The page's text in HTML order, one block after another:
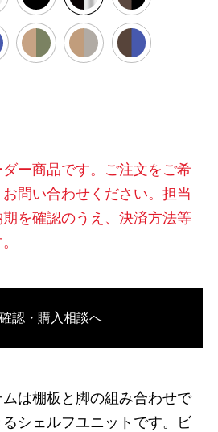
/ホワイト/products/shelving-
35640000
ー商品です。ご注文をご希
問い合わせください。担当
を確認のうえ、決済方法等
認・購入相談へ
は棚板と脚の組み合わせで
シェルフユニットです。ビ